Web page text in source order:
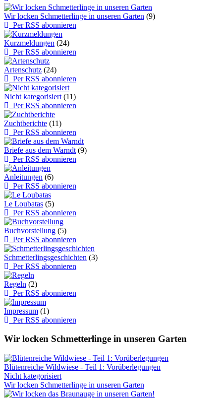
Wir locken Schmetterlinge in unseren Garten (9)
Per RSS abonnieren
Kurzmeldungen (24)
Per RSS abonnieren
Artenschutz (24)
Per RSS abonnieren
Nicht kategorisiert (11)
Per RSS abonnieren
Zuchtberichte (11)
Per RSS abonnieren
Briefe aus dem Warndt (9)
Per RSS abonnieren
Anleitungen (6)
Per RSS abonnieren
Le Loubatas (5)
Per RSS abonnieren
Buchvorstellung (5)
Per RSS abonnieren
Schmetterlingsgeschichten (3)
Per RSS abonnieren
Regeln (2)
Per RSS abonnieren
Impressum (1)
Per RSS abonnieren
Wir locken Schmetterlinge in unseren Garten
Blütenreiche Wildwiese - Teil 1: Vorüberlegungen
Nicht kategorisiert
Wir locken Schmetterlinge in unseren Garten